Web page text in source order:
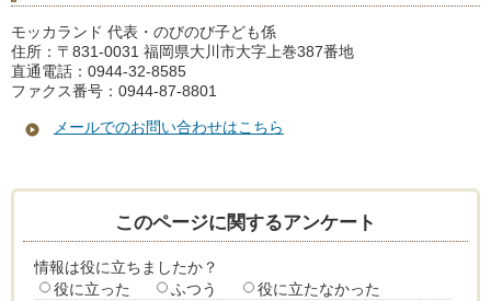
モッカランド 代表・のびのび子ども係
住所：〒831-0031 福岡県大川市大字上巻387番地
直通電話：0944-32-8585
ファクス番号：0944-87-8801
メールでのお問い合わせはこちら
このページに関するアンケート
情報は役に立ちましたか？
役に立った
ふつう
役に立たなかった